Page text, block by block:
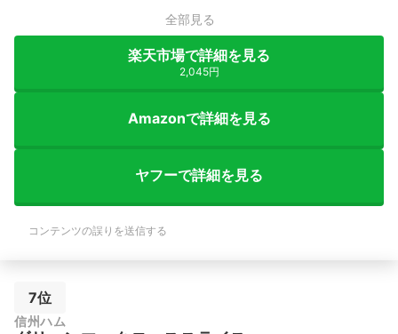
全部見る
楽天市場で詳細を見る
2,045円
Amazonで詳細を見る
ヤフーで詳細を見る
コンテンツの誤りを送信する
7位
信州ハム